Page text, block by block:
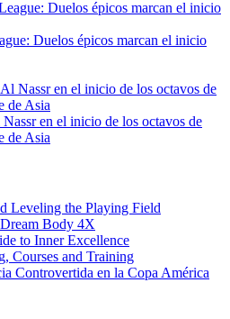
Duelos épicos marcan el inicio
en el inicio de los octavos de
de Asia
Leveling the Playing Field
Body 4X
to Inner Excellence
Courses and Training